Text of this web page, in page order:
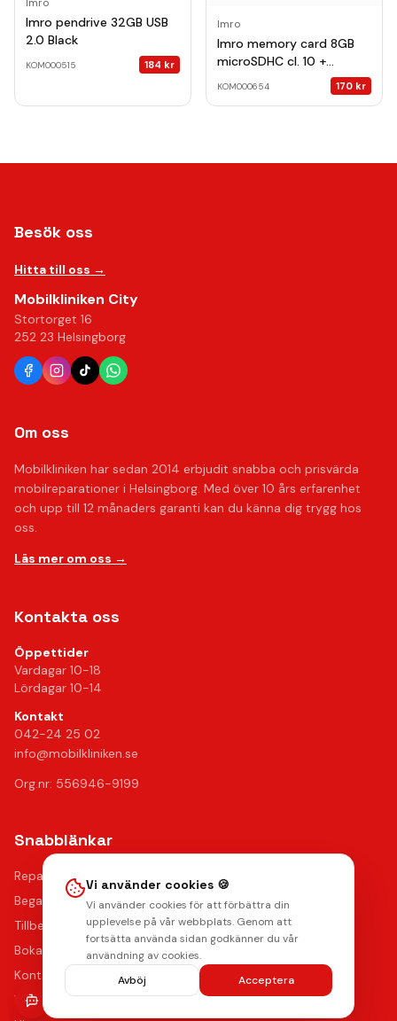
Imro pendrive 32GB USB
2.0 Black
KOM000515 184 kr
Imro
Imro memory card 8GB
microSDHC cl. 10 +
KOM000654 170 kr
Besök oss
Hitta till oss →
Mobilkliniken City
Stortorget 16
252 23 Helsingborg
Om oss
Mobilkliniken har sedan 2014 erbjudit snabba och prisvärda
mobilreparationer i Helsingborg. Med över 10 års erfarenhet
och upp till 12 månaders garanti kan du känna dig trygg hos
oss.
Läs mer om oss →
Kontakta oss
Öppettider
Vardagar 10-18
Lördagar 10-14
Kontakt
042-24 25 02
info@mobilkliniken.se
Org.nr: 556946-9199
Snabblänkar
Reparationer
Begagnade mobiler
Tillbehör
Boka reparation
Kontakta oss
Vanliga frågor
Vi använder cookies 🍪
Vi använder cookies för att förbättra din
upplevelse på vår webbplats. Genom att
fortsätta använda sidan godkänner du vår
användning av cookies.
Avböj
Acceptera